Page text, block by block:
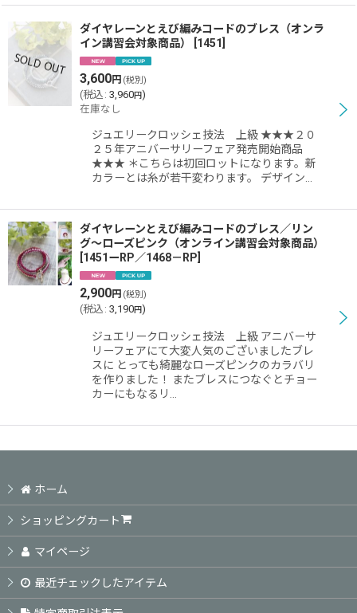
ダイヤレーンとえび編みコードのブレス（オンラ
イン講習会対象商品）
1451
3,600円 (税別)
(税込 : 3,960円)
在庫なし
ジュエリークロッシェ技法 上級 ★★★２０
２５年アニバーサリーフェア発売開始商品
★★★ ＊こちらは初回ロットになります。新
カラーとは糸が若干変わります。 デザイン…
ダイヤレーンとえび編みコードのブレス／リン
グ〜ローズピンク（オンライン講習会対象商品）
1451ーRP／1468－RP
2,900円 (税別)
(税込 : 3,190円)
ジュエリークロッシェ技法 上級 アニバーサ
リーフェアにて大変人気のございましたブレ
スに とっても綺麗なローズピンクのカラバリ
を作りました！ またブレスにつなぐとチョー
カーにもなるリ…
ホーム
ショッピングカート
マイページ
最近チェックしたアイテム